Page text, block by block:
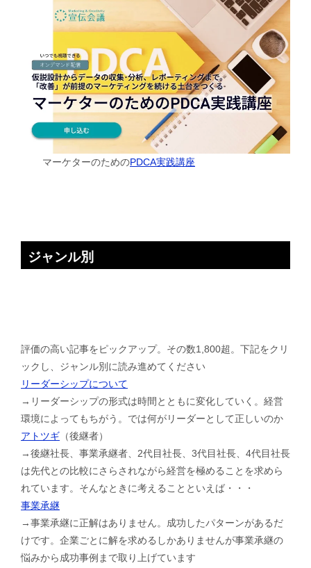
マーケターのためのPDCA実践講座
ジャンル別
評価の高い記事をピックアップ。その数1,800超。下記をクリ
ックし、ジャンル別に読み進めてください
リーダーシップについて
→リーダーシップの形式は時間とともに変化していく。経営
環境によってもちがう。では何がリーダーとして正しいのか
アトツギ （後継者）
→後継社長、事業承継者、2代目社長、3代目社長、4代目社長
は先代との比較にさらされながら経営を極めることを求めら
れています。そんなときに考えることといえば・・・
事業承継
→事業承継に正解はありません。成功したパターンがあるだ
けです。企業ごとに解を求めるしかありませんが事業承継の
悩みから成功事例まで取り上げています